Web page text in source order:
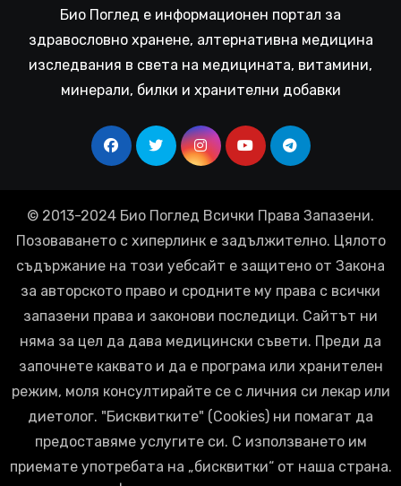
Био Поглед е информационен портал за
здравословно хранене, алтернативна медицина
изследвания в света на медицината, витамини,
минерали, билки и хранителни добавки
© 2013-2024 Био Поглед Всички Права Запазени.
Позоваването с хиперлинк е задължително. Цялото
съдържание на този уебсайт е защитено от Закона
за авторското право и сродните му права с всички
запазени права и законови последици. Сайтът ни
няма за цел да дава медицински съвети. Преди да
започнете каквато и да е програма или хранителен
режим, моля консултирайте се с личния си лекар или
диетолог. "Бисквитките" (Cookies) ни помагат да
предоставяме услугите си. С използването им
приемате употребата на „бисквитки“ от наша страна.